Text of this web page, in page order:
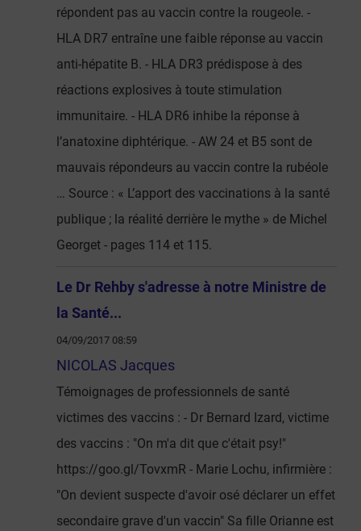
répondent pas au vaccin contre la rougeole. -
HLA DR7 entraîne une faible réponse au vaccin
anti-hépatite B. - HLA DR3 prédispose à des
réactions explosives à toute stimulation
immunitaire. - HLA DR6 inhibe la réponse à
l’anatoxine diphtérique. - AW 24 et B5 sont de
mauvais répondeurs au vaccin contre la rubéole
… Source : « L’apport des vaccinations à la santé
publique ; la réalité derrière le mythe » de Michel
Georget - pages 114 et 115.
Le Dr Rehby s'adresse à notre Ministre de
la Santé...
04/09/2017 08:59
NICOLAS Jacques
Témoignages de professionnels de santé
victimes des vaccins : - Dr Bernard Izard, victime
des vaccins : "On m'a dit que c'était psy!"
https://goo.gl/TovxmR - Marie Lochu, infirmière :
"On devient suspecte d'avoir osé déclarer un effet
secondaire grave d'un vaccin" Sa fille Orianne est